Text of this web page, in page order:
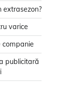
extrasezon?
varice
companie
publicitară